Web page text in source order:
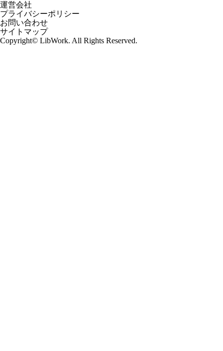
運営会社
プライバシーポリシー
お問い合わせ
サイトマップ
Copyright© LibWork. All Rights Reserved.